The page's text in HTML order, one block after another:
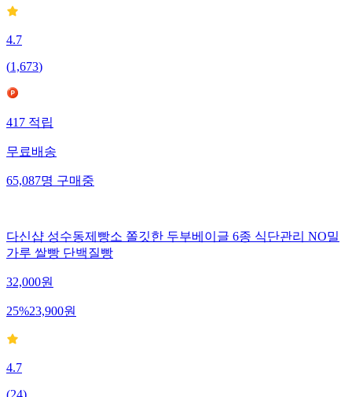
4.7
(1,673)
417 적립
무료배송
65,087명 구매중
다신샵 성수동제빵소 쫄깃한 두부베이글 6종 식단관리 NO밀
가루 쌀빵 단백질빵
32,000원
25%23,900원
4.7